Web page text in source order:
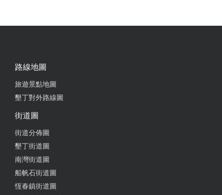
路線地圖
旅遊景點地圖
墾丁對外路線圖
街道圖
街道分佈圖
墾丁街道圖
南灣街道圖
船帆石街道圖
恆春鎮街道圖